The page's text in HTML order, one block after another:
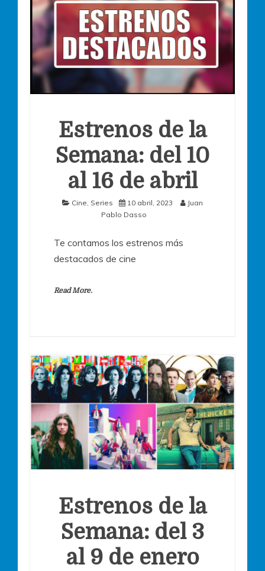
Estrenos de la
Semana: del 10
al 16 de abril
Cine, Series 10 abril, 2023
Juan
Pablo Dasso
Te contamos los estrenos más
destacados de cine
Read More.
Estrenos de la
Semana: del 3
al 9 de enero